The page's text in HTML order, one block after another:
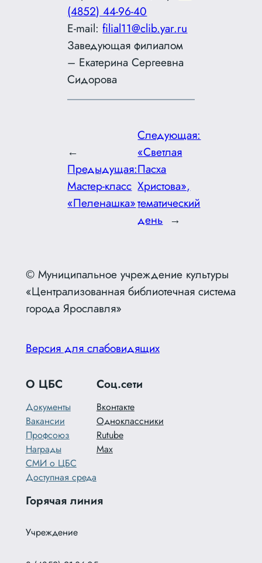
(4852) 44-96-40
E-mail:filial11@clib.yar.ru
Заведующая филиалом
– Екатерина Сергеевна
Сидорова
←
Предыдущая:
Мастер-класс
«Пеленашка»
Следующая:
«Светлая
Пасха
Христова»,
тематический
день →
© Муниципальное учреждение культуры
«Централизованная библиотечная система
города Ярославля»
Версия для слабовидящих
О ЦБС
Документы
Вакансии
Профсоюз
Награды
СМИ о ЦБС
Доступная среда
Соц.сети
Вконтакте
Одноклассники
Rutube
Max
Горячая линия
Учреждение